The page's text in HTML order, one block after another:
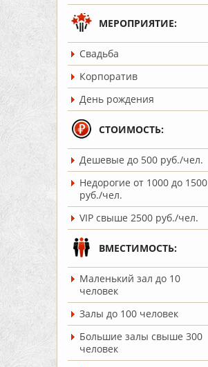
МЕРОПРИЯТИЕ:
Cвадьба
Корпоратив
День рождения
СТОИМОСТЬ:
Дешевые до 500 руб./чел.
Недорогие от 1000 до 1500
руб./чел.
VIP свыше 2500 руб./чел.
ВМЕСТИМОСТЬ:
Маленький зал до 10
человек
Залы до 100 человек
Большие залы свыше 300
человек